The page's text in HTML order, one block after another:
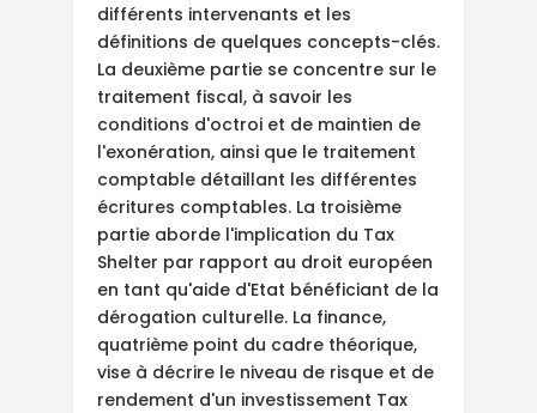
différents intervenants et les
définitions de quelques concepts-clés.
La deuxième partie se concentre sur le
traitement fiscal, à savoir les
conditions d'octroi et de maintien de
l'exonération, ainsi que le traitement
comptable détaillant les différentes
écritures comptables. La troisième
partie aborde l'implication du Tax
Shelter par rapport au droit européen
en tant qu'aide d'Etat bénéficiant de la
dérogation culturelle. La finance,
quatrième point du cadre théorique,
vise à décrire le niveau de risque et de
rendement d'un investissement Tax